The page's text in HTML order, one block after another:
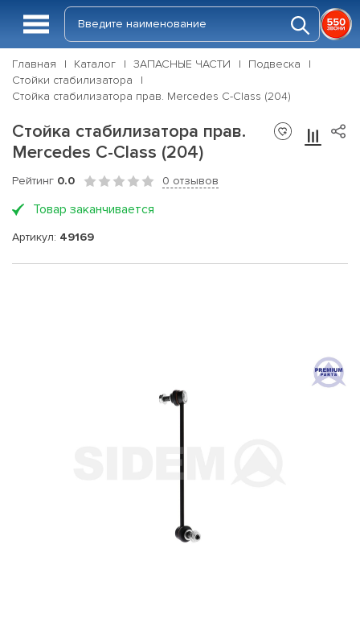
Главная Каталог ЗАПАСНЫЕ ЧАСТИ
Подвеска
Стойки стабилизатора
Стойка стабилизатора прав. Mercedes C-Class (204)
Стойка стабилизатора прав.
Mercedes C-Class (204)
Рейтинг 0.0 0 отзывов
Товар заканчивается
Артикул: 49169